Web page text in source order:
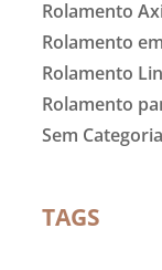
Rolamento
Rolamento
Rolamento
Rolamento
Sem Categoria
TAGS